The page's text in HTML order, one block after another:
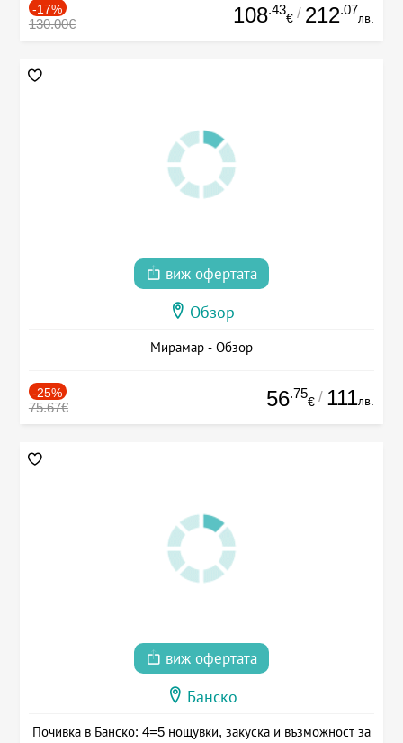
-17%
130.00€ 108.43
€ / 212.07
лв.
виж офертата
Обзор
Мирамар - Обзор
-25%
75.67€ 56.75
€ / 111лв.
виж офертата
Банско
Почивка в Банско: 4=5 нощувки, закуска и възможност за